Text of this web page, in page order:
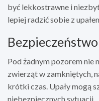
być lekkostrawne i
lepiej radzić sobie z
Pod żadnym pozorem nie
zwierząt w zamkniętych,
krótki czas. Upały mogą
niebezpiecznych sytuacji.